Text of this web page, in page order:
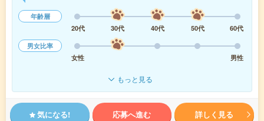
年齢層
20代
30代 40代 50代
60代
男女比率
女性
男性
もっと見る
気になる! 応募へ進む 詳しく見る